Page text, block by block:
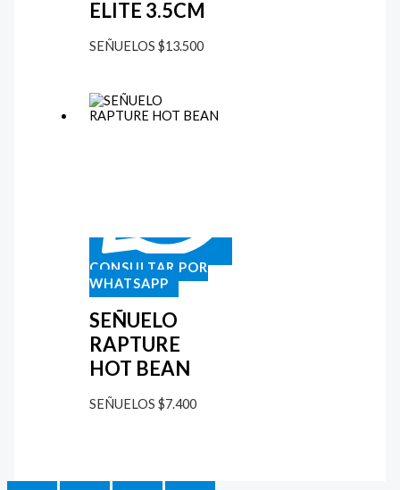
ELITE 3.5CM
SEÑUELOS $13.500
CONSULTAR POR
WHATSAPP
SEÑUELO
RAPTURE
HOT BEAN
SEÑUELOS $7.400